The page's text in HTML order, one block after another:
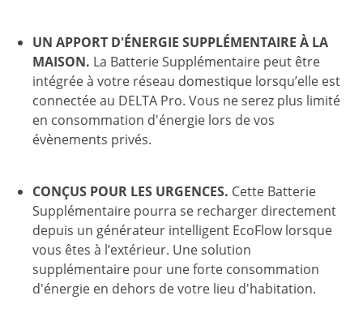
UN APPORT D'ÉNERGIE SUPPLÉMENTAIRE À LA
MAISON. La Batterie Supplémentaire peut être
intégrée à votre réseau domestique lorsqu’elle est
connectée au DELTA Pro. Vous ne serez plus limité
en consommation d'énergie lors de vos
évènements privés.
CONÇUS POUR LES URGENCES. Cette Batterie
Supplémentaire pourra se recharger directement
depuis un générateur intelligent EcoFlow lorsque
vous êtes à l’extérieur. Une solution
supplémentaire pour une forte consommation
d'énergie en dehors de votre lieu d'habitation.